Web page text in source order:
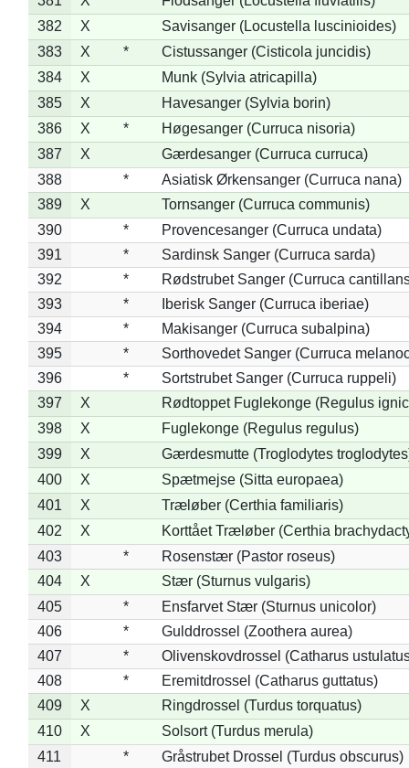
382
X
Savisanger (Locustella luscinioides)
383
X *
Cistussanger (Cisticola juncidis)
384
X
Munk (Sylvia atricapilla)
385
X
Havesanger (Sylvia borin)
386
X *
Høgesanger (Curruca nisoria)
387
X
Gærdesanger (Curruca curruca)
388
*
Asiatisk Ørkensanger (Curruca nana)
389
X
Tornsanger (Curruca communis)
390
*
Provencesanger (Curruca undata)
391
*
Sardinsk Sanger (Curruca sarda)
392
*
Rødstrubet Sanger (Curruca
393
*
Iberisk Sanger (Curruca iberiae)
394
*
Makisanger (Curruca subalpina)
395
*
Sorthovedet Sanger (Curruca
396
*
Sortstrubet Sanger (Curruca ruppeli)
397
X
Rødtoppet Fuglekonge (Regulus
398
X
Fuglekonge (Regulus regulus)
399
X
Gærdesmutte (Troglodytes
400
X
Spætmejse (Sitta europaea)
401
X
Træløber (Certhia familiaris)
402
X
Korttået Træløber (Certhia
403
*
Rosenstær (Pastor roseus)
404
X
Stær (Sturnus vulgaris)
405
*
Ensfarvet Stær (Sturnus unicolor)
406
*
Gulddrossel (Zoothera aurea)
407
*
Olivenskovdrossel (Catharus
408
*
Eremitdrossel (Catharus guttatus)
409
X
Ringdrossel (Turdus torquatus)
410
X
Solsort (Turdus merula)
411
*
Gråstrubet Drossel (Turdus obscurus)